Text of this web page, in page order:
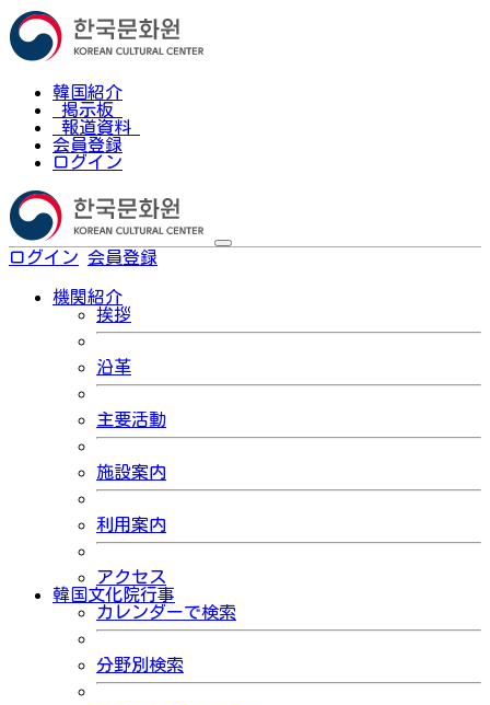
韓国紹介
掲示板
報道資料
会員登録
ログイン
ログイン 会員登録
機関紹介
挨拶
沿革
主要活動
施設案内
利用案内
アクセス
韓国文化院行事
カレンダーで検索
分野別検索